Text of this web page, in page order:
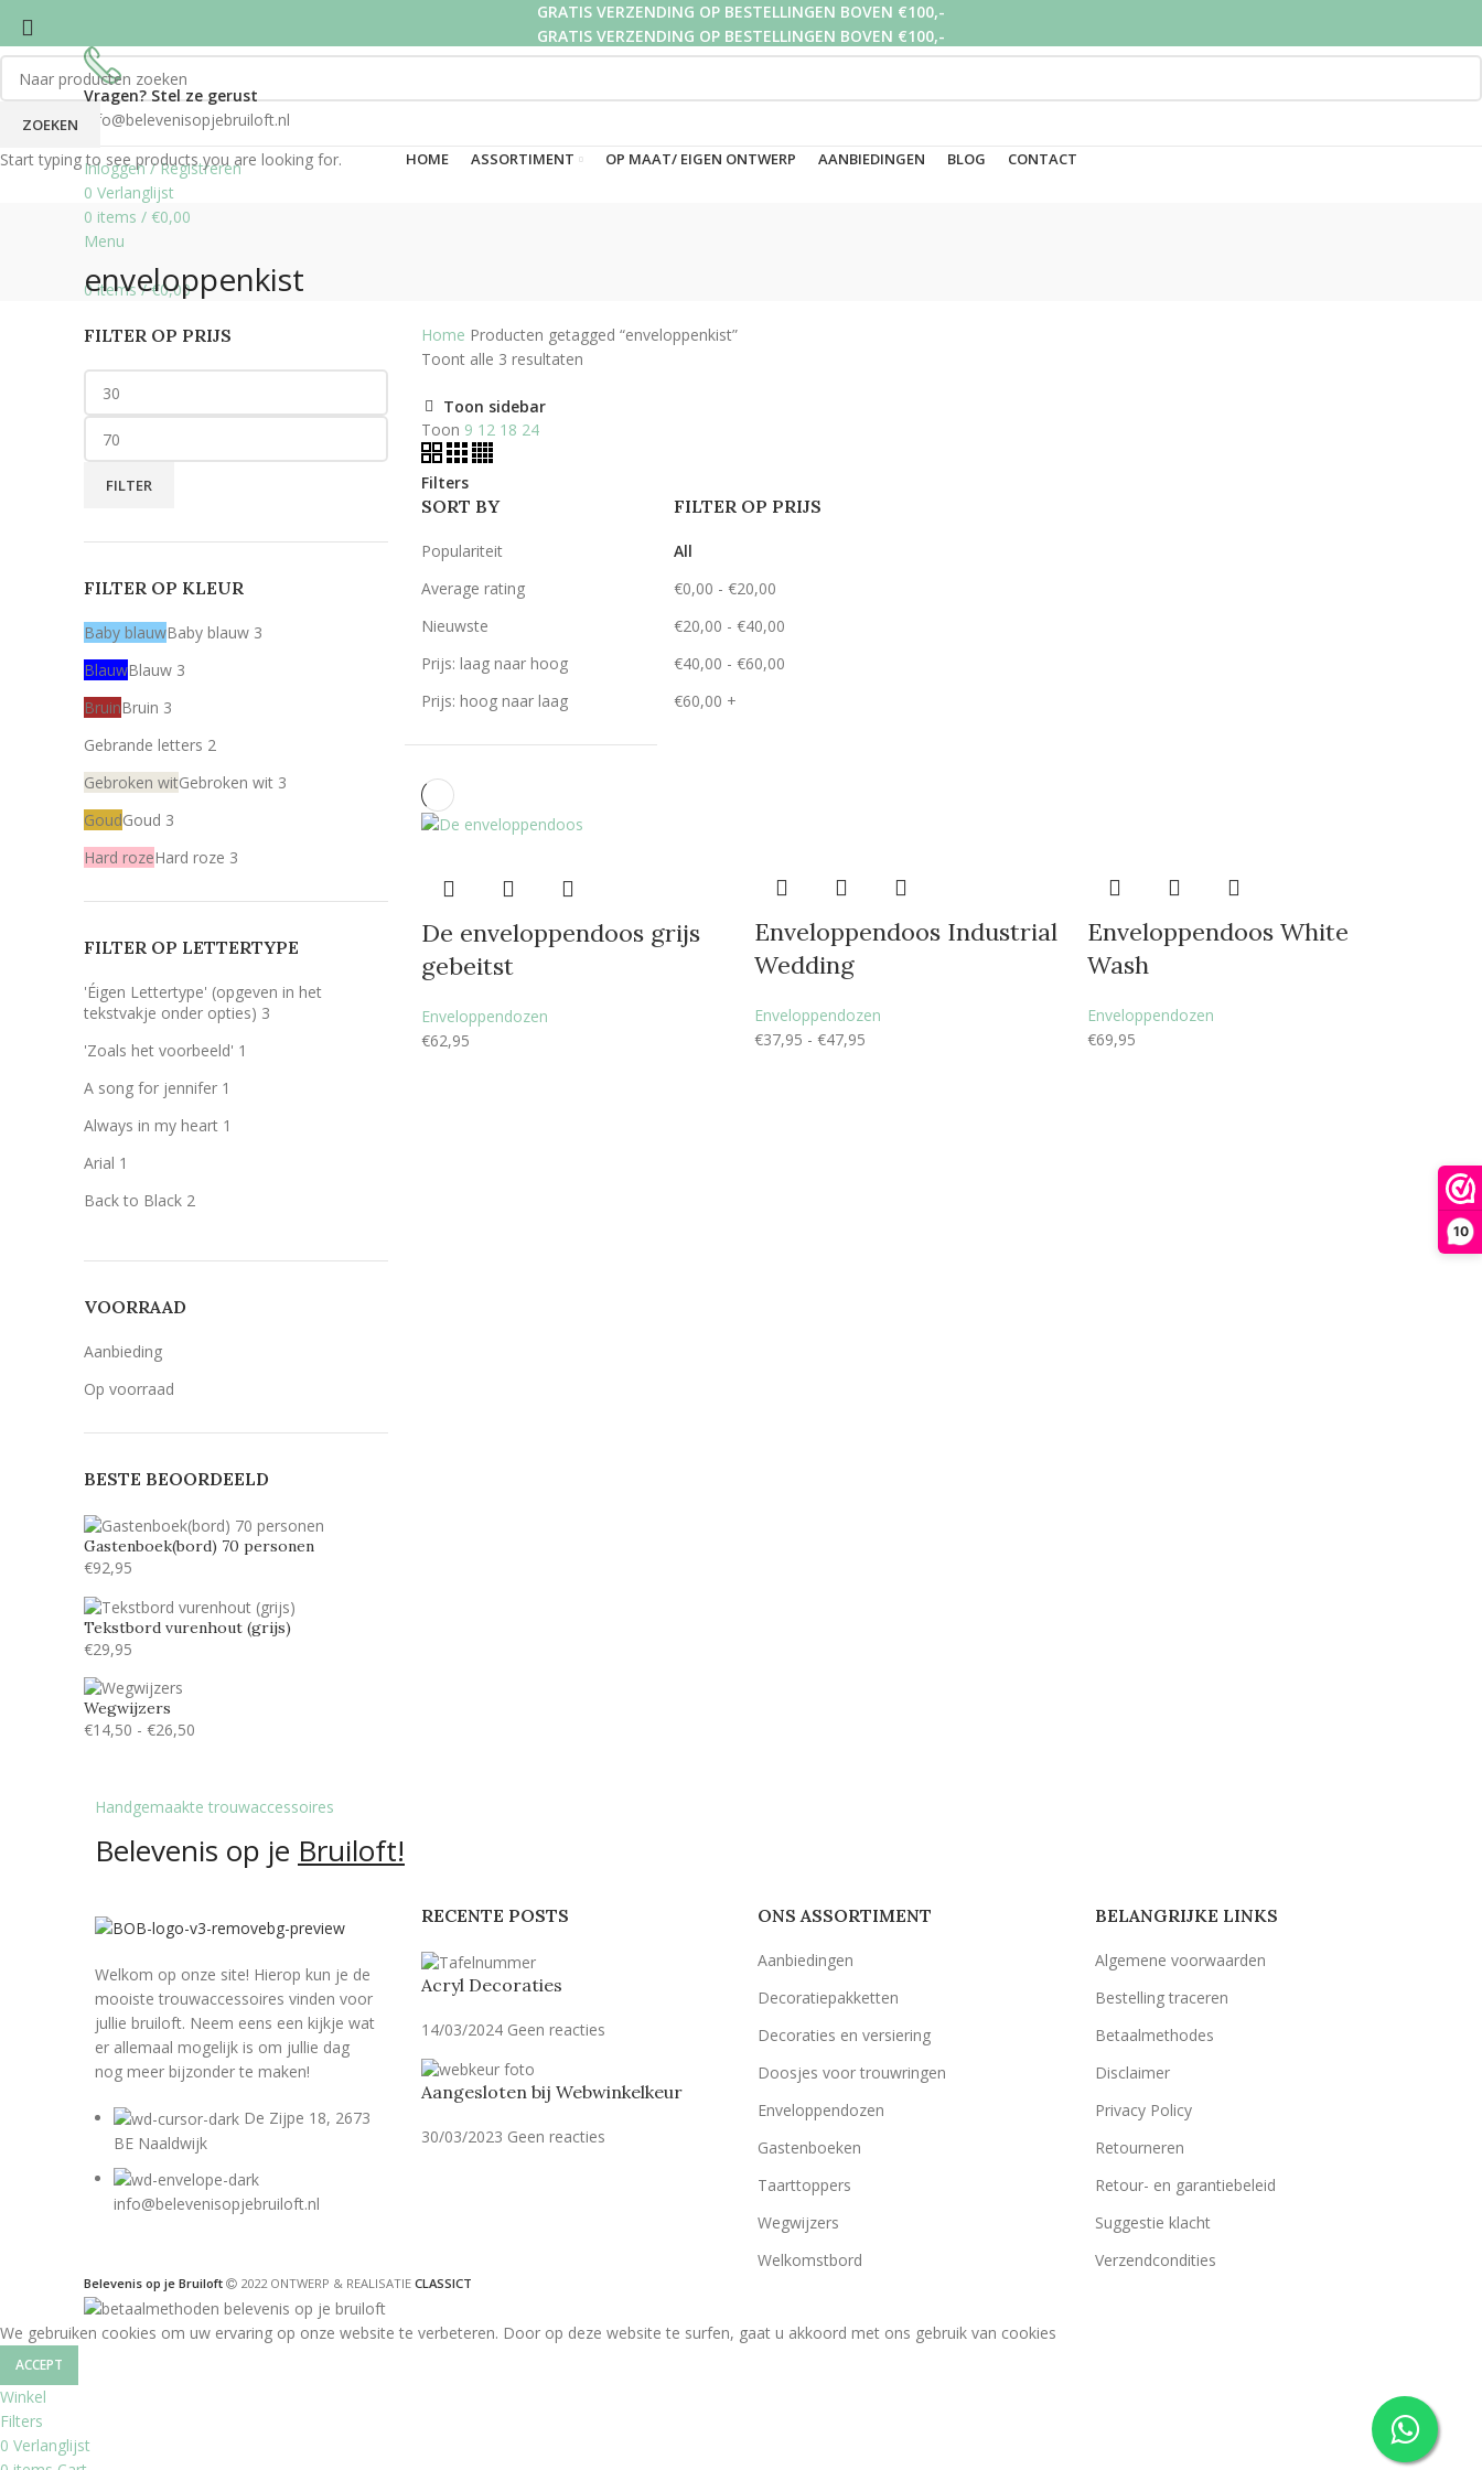
10
GRATIS VERZENDING OP BESTELLINGEN BOVEN €100,-
GRATIS VERZENDING OP BESTELLINGEN BOVEN €100,-
GRATIS VERZENDING OP BESTELLINGEN BOVEN €100,-
Vragen? Stel ze gerust
info@belevenisopjebruiloft.nl
Inloggen / Registreren
0 Verlanglijst
0 items / €0,00
Menu
0items / €0,00
HOME ASSORTIMENT OP MAAT/ EIGEN ONTWERP AANBIEDINGEN BLOG CONTACT
enveloppenkist
FILTER OP PRIJS
FILTER
FILTER OP KLEUR
Baby blauwBaby blauw 3
BlauwBlauw 3
BruinBruin 3
Gebrande letters 2
Gebroken witGebroken wit 3
GoudGoud 3
Hard rozeHard roze 3
WitWit 3
ZilverZilver 3
FILTER OP LETTERTYPE
'Éigen Lettertype' (opgeven in het
tekstvakje onder opties) 3
'Zoals het voorbeeld' 1
A song for jennifer 1
Always in my heart 1
Arial 1
Back to Black 2
Candlescript demo version
Century Gothic
Geen belettering
Monotype corosiva 3
Stea 1
Stencil 3
Tamarillo JF
VOORRAAD
Aanbieding
Op voorraad
BESTE BEOORDEELD
Gastenboek(bord) 70 personen
€92,95
Tekstbord vurenhout (grijs)
€29,95
Wegwijzers
€14,50 - €26,50
Home Producten getagged “enveloppenkist”
Toont alle 3 resultaten
Toon sidebar
Toon 9 12 18 24
Filters
SORT BY
Populariteit
Average rating
Nieuwste
Prijs: laag naar hoog
Prijs: hoog naar laag
FILTER OP PRIJS
All
€0,00 - €20,00
€20,00 - €40,00
€40,00 - €60,00
€60,00 +
De enveloppendoos grijs
gebeitst
Enveloppendozen
€62,95
Enveloppendoos Industrial
Wedding
Enveloppendozen
€37,95 - €47,95
Enveloppendoos White
Wash
Enveloppendozen
€69,95
Handgemaakte trouwaccessoires
Belevenis op je Bruiloft!
Welkom op onze site! Hierop kun je de
mooiste trouwaccessoires vinden voor
jullie bruiloft. Neem eens een kijkje wat
er allemaal mogelijk is om jullie dag
nog meer bijzonder te maken!
De Zijpe 18, 2673
BE Naaldwijk
info@belevenisopjebruiloft.nl
RECENTE POSTS
Acryl Decoraties
14/03/2024 Geen reacties
Aangesloten bij Webwinkelkeur
30/03/2023 Geen reacties
ONS ASSORTIMENT
Aanbiedingen
Decoratiepakketten
Decoraties en versiering
Doosjes voor trouwringen
Enveloppendozen
Gastenboeken
Taarttoppers
Wegwijzers
Welkomstbord
BELANGRIJKE LINKS
Algemene voorwaarden
Bestelling traceren
Betaalmethodes
Disclaimer
Privacy Policy
Retourneren
Retour- en garantiebeleid
Suggestie klacht
Verzendcondities
Belevenis op je Bruiloft 2022 ONTWERP & REALISATIE CLASSICT
We gebruiken cookies om uw ervaring op onze website te verbeteren. Door op deze website te surfen, gaat u akkoord met ons gebruik van cookies
ACCEPT
ZOEKEN
Start typing to see products you are looking for.
Winkel
Filters
0 Verlanglijst